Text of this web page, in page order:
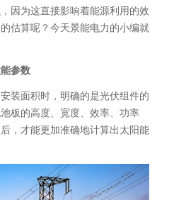
因为这直接影响着能源利用的效
估算呢？今天景能电力的小编就
参数
面积时，明确的是光伏组件的
板的高度、宽度、效率、功率
，才能更加准确地计算出太阳能